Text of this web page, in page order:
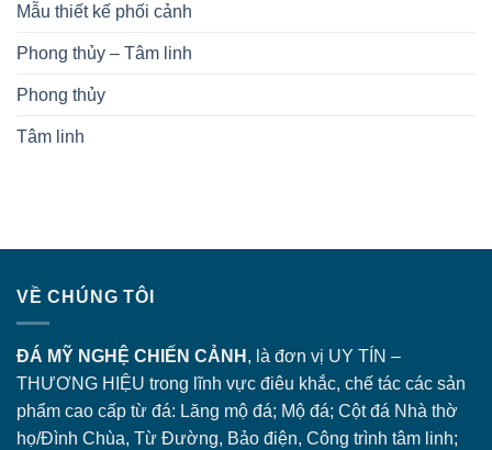
Mẫu thiết kế phối cảnh
Phong thủy – Tâm linh
Phong thủy
Tâm linh
VỀ CHÚNG TÔI
ĐÁ MỸ NGHỆ CHIẾN CẢNH , là đơn vị UY TÍN –
THƯƠNG HIỆU trong lĩnh vực điêu khắc, chế tác các sản
phẩm cao cấp từ đá: Lăng mộ đá; Mộ đá; Cột đá Nhà thờ
họ/Đình Chùa, Từ Đường, Bảo điện, Công trình tâm linh;